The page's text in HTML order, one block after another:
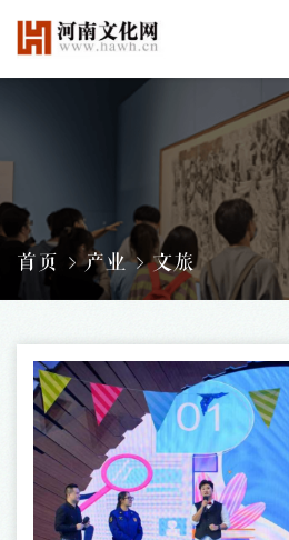
首页 产业 文旅